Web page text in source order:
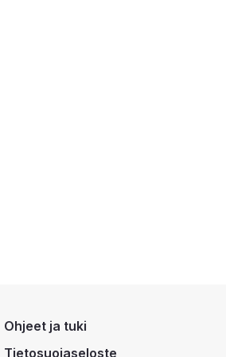
Ohjeet ja tuki
Tietosuojaseloste